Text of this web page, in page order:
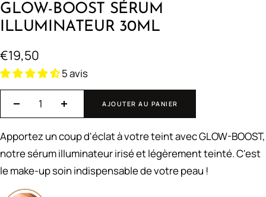
GLOW-BOOST SÉRUM
ILLUMINATEUR 30ML
Prix
de
€19,50
5 avis
Réduire
quantité
Augmenter
quantité
AJOUTER AU PANIER
Apportez un coup d'éclat à votre teint avec GLOW-BOOST,
notre sérum illuminateur irisé et légèrement teinté. C'est
le make-up soin indispensable de votre peau !